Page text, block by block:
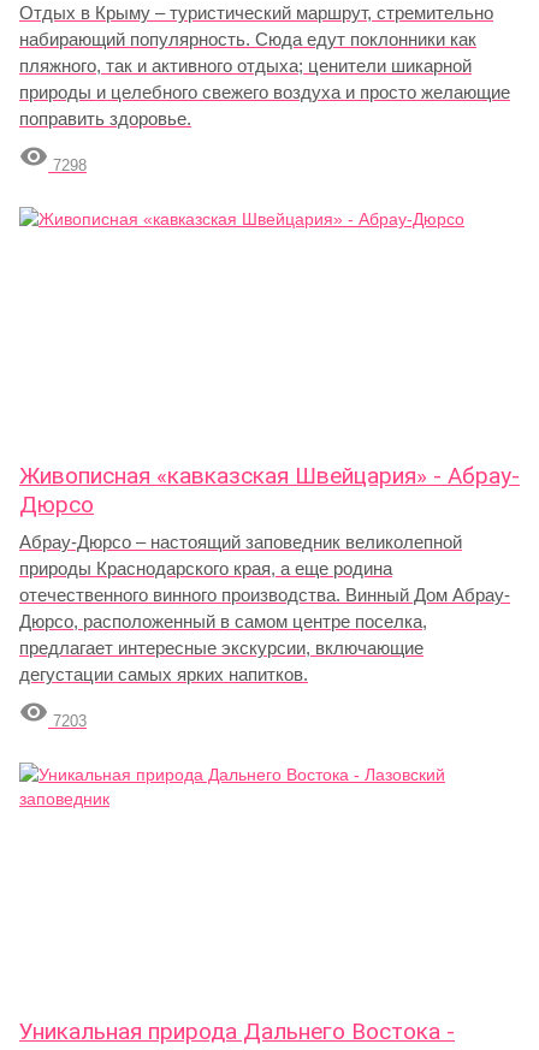
Отдых в Крыму – туристический маршрут, стремительно
набирающий популярность. Сюда едут поклонники как
пляжного, так и активного отдыха; ценители шикарной
природы и целебного свежего воздуха и просто желающие
поправить здоровье.
 7298
Живописная «кавказская Швейцария» - Абрау-
Дюрсо
Абрау-Дюрсо – настоящий заповедник великолепной
природы Краснодарского края, а еще родина
отечественного винного производства. Винный Дом Абрау-
Дюрсо, расположенный в самом центре поселка,
предлагает интересные экскурсии, включающие
дегустации самых ярких напитков.
 7203
Уникальная природа Дальнего Востока -